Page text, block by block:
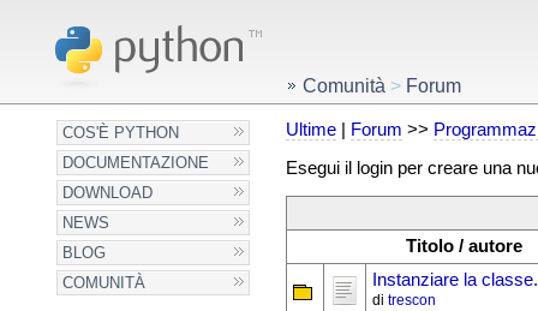
COS'È PYTHON
DOCUMENTAZIONE
DOWNLOAD
NEWS
BLOG
COMUNITÀ
Comunità > Forum
Ultime| Forum >>
Esegui il login per creare una
Titolo / autore
Instanziare la
di trescon